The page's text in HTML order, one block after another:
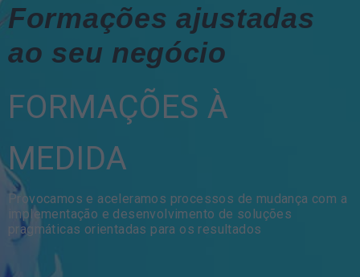
Formações ajustadas
ao seu negócio
FORMAÇÕES À
MEDIDA
Provocamos e aceleramos processos de mudança com a
implementação e desenvolvimento de soluções
pragmáticas orientadas para os resultados